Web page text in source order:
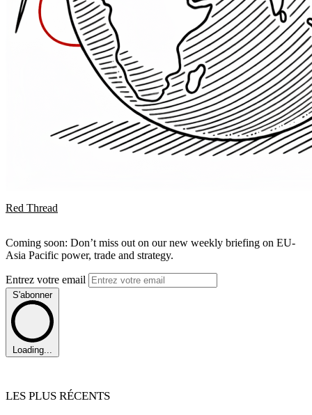
Red Thread
Coming soon: Don’t miss out on our new weekly briefing on EU-
Asia Pacific power, trade and strategy.
Entrez votre email
S'abonner
Loading...
LES PLUS RÉCENTS